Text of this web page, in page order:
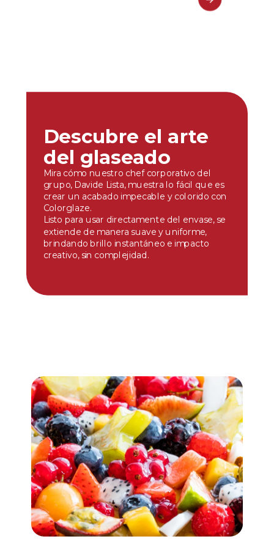
Descubre el arte
del glaseado
Mira cómo nuestro chef corporativo del
grupo, Davide Lista, muestra lo fácil que es
crear un acabado impecable y colorido con
Colorglaze.
Listo para usar directamente del envase, se
extiende de manera suave y uniforme,
brindando brillo instantáneo e impacto
creativo, sin complejidad.